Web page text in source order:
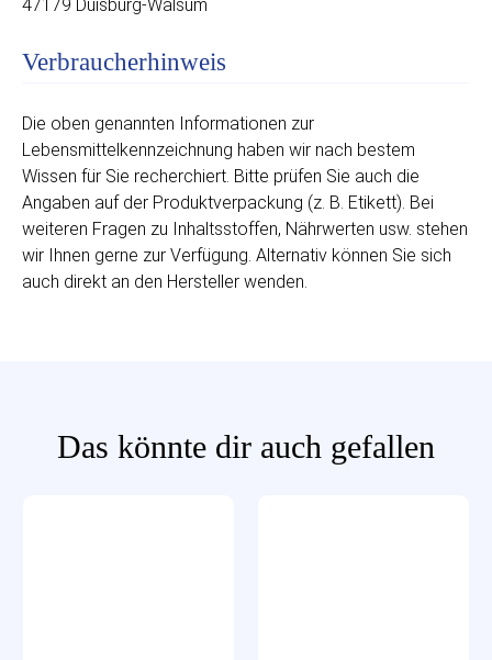
47179 Duisburg-Walsum
Verbraucherhinweis
Die oben genannten Informationen zur
Lebensmittelkennzeichnung haben wir nach bestem
Wissen für Sie recherchiert. Bitte prüfen Sie auch die
Angaben auf der Produktverpackung (z. B. Etikett). Bei
weiteren Fragen zu Inhaltsstoffen, Nährwerten usw. stehen
wir Ihnen gerne zur Verfügung. Alternativ können Sie sich
auch direkt an den Hersteller wenden.
Das könnte dir auch gefallen